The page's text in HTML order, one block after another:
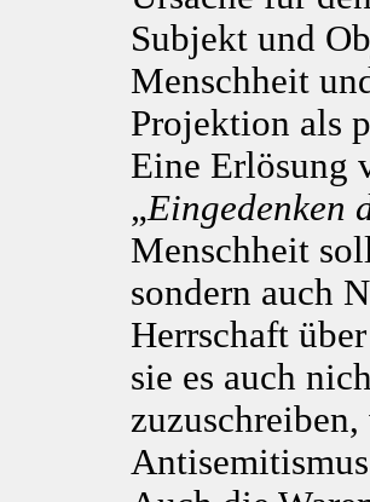
Subjekt und
Menschheit
Projektion als
Eine Erlösung
„Eingedenken
Menschheit
sondern auch
Herrschaft
sie es auch